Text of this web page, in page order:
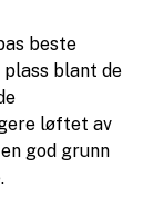
beste
blant de
løftet av
god grunn